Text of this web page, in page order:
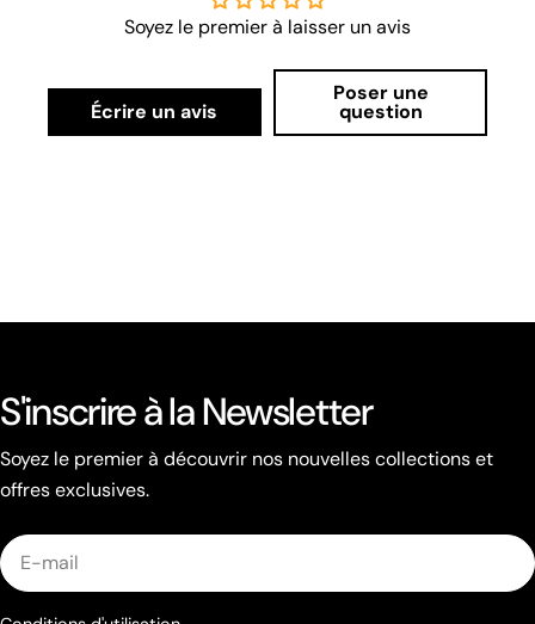
Soyez le premier à laisser un avis
Écrire un avis
Poser une
question
S'inscrire à la Newsletter
Soyez le premier à découvrir nos nouvelles collections et
offres exclusives.
E-
mail